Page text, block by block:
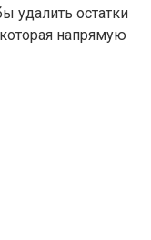
удалить остатки
напрямую